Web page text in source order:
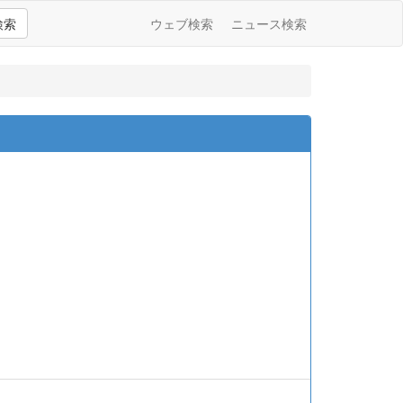
索 ウェブ検索 ニュース検索